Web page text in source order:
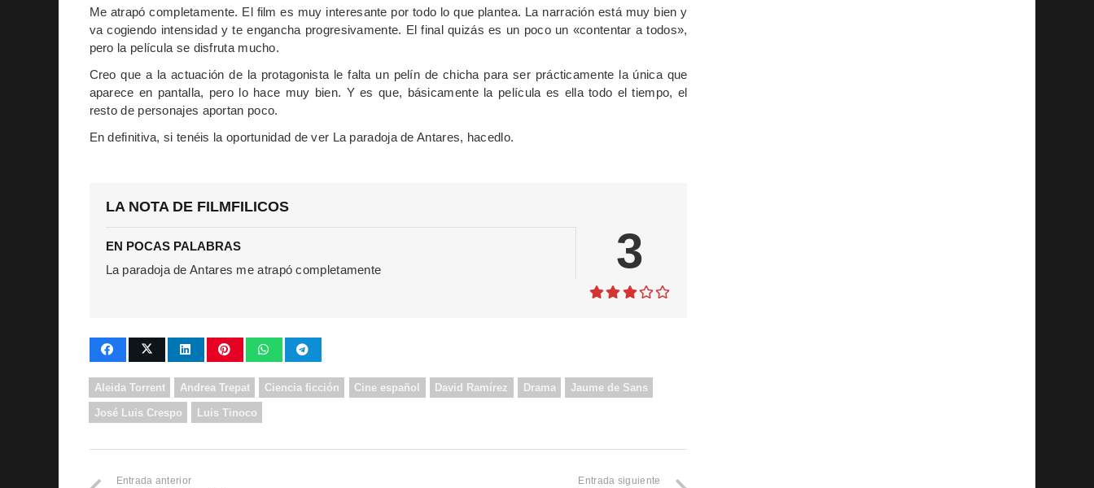
Me atrapó completamente. El film es muy interesante por todo lo que plantea. La narración está muy bien y
va cogiendo intensidad y te engancha progresivamente. El final quizás es un poco un «contentar a todos»,
pero la película se disfruta mucho.
Creo que a la actuación de la protagonista le falta un pelín de chicha para ser prácticamente la única que
aparece en pantalla, pero lo hace muy bien. Y es que, básicamente la película es ella todo el tiempo, el
resto de personajes aportan poco.
En definitiva, si tenéis la oportunidad de ver La paradoja de Antares, hacedlo.
LA NOTA DE FILMFILICOS
EN POCAS PALABRAS
La paradoja de Antares me atrapó completamente
3
Aleida Torrent Andrea Trepat Ciencia ficción Cine español David Ramírez Drama Jaume de Sans
José Luis Crespo Luis Tinoco
Entrada anterior Entrada siguiente